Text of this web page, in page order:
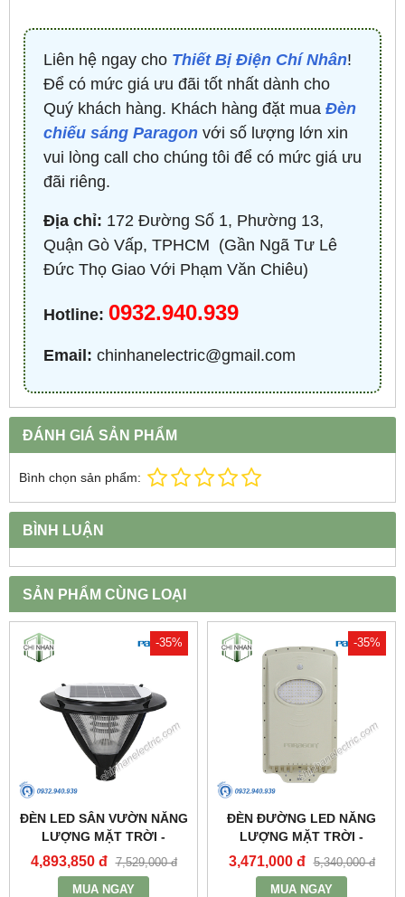
Liên hệ ngay cho Thiết Bị Điện Chí Nhân!
Để có mức giá ưu đãi tốt nhất dành cho
Quý khách hàng. Khách hàng đặt mua Đèn
chiếu sáng Paragon với số lượng lớn xin
vui lòng call cho chúng tôi để có mức giá ưu
đãi riêng.
Địa chỉ: 172 Đường Số 1, Phường 13,
Quận Gò Vấp, TPHCM ​ (Gần Ngã Tư Lê
Đức Thọ Giao Với Phạm Văn Chiêu)
Hotline: 0932.940.939
Email: chinhanelectric@gmail.com
ĐÁNH GIÁ SẢN PHẨM
Bình chọn sản phẩm:
BÌNH LUẬN
SẢN PHẨM CÙNG LOẠI
-35%
ĐÈN LED SÂN VƯỜN NĂNG
LƯỢNG MẶT TRỜI -
PSOGA20L - PARAGON
4,893,850 đ 7,529,000 đ
MUA NGAY
-35%
ĐÈN ĐƯỜNG LED NĂNG
LƯỢNG MẶT TRỜI -
PSOWB1065 - PARAGON
3,471,000 đ 5,340,000 đ
MUA NGAY